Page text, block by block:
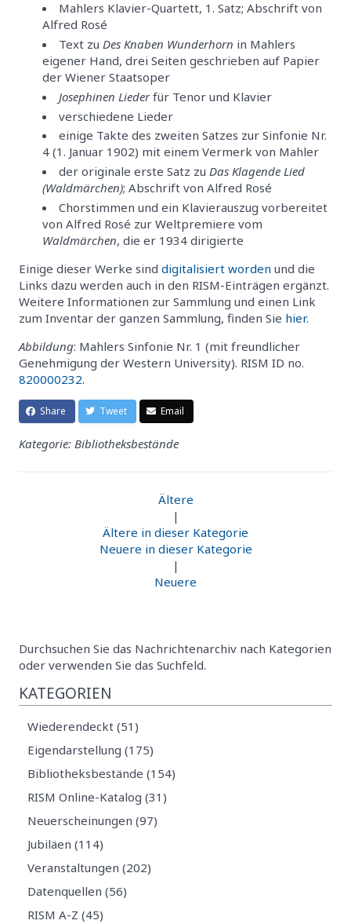
Mahlers Klavier-Quartett, 1. Satz; Abschrift von
Alfred Rosé
Text zu Des Knaben Wunderhorn in Mahlers
eigener Hand, drei Seiten geschrieben auf Papier
der Wiener Staatsoper
Josephinen Liederfür Tenor und Klavier
verschiedene Lieder
einige Takte des zweiten Satzes zur Sinfonie Nr.
4 (1. Januar 1902) mit einem Vermerk von Mahler
der originale erste Satz zu Das Klagende Lied
(Waldmärchen); Abschrift von Alfred Rosé
Chorstimmen und ein Klavierauszug vorbereitet
von Alfred Rosé zur Weltpremiere vom
Waldmärchen, die er 1934 dirigierte
Einige dieser Werke sind digitalisiert worden und die
Links dazu werden auch in den RISM-Einträgen ergänzt.
Weitere Informationen zur Sammlung und einen Link
zum Inventar der ganzen Sammlung, finden Sie hier.
Abbildung: Mahlers Sinfonie Nr. 1 (mit freundlicher
Genehmigung der Western University). RISM ID no.
820000232.
Share Tweet Email
Kategorie: Bibliotheksbestände
Ältere
|
Ältere in dieser Kategorie
Neuere in dieser Kategorie
|
Neuere
Durchsuchen Sie das Nachrichtenarchiv nach Kategorien
oder verwenden Sie das Suchfeld.
KATEGORIEN
Wiederendeckt (51)
Eigendarstellung (175)
Bibliotheksbestände (154)
RISM Online-Katalog (31)
Neuerscheinungen (97)
Jubiläen (114)
Veranstaltungen (202)
Datenquellen (56)
RISM A-Z (45)